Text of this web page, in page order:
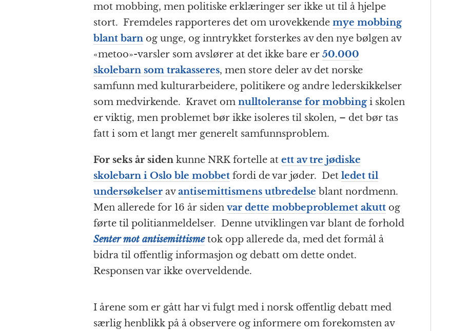
mot mobbing, men politiske erklæringer ser ikke ut til å hjelpe
stort. Fremdeles rapporteres det om urovekkende mye mobbing
blant barn og unge, og inntrykket forsterkes av den nye bølgen av
«metoo»-varsler som avslører at det ikke bare er 50.000
skolebarn som trakasseres, men store deler av det norske
samfunn med kulturarbeidere, politikere og andre lederskikkelser
som medvirkende. Kravet om nulltoleranse for mobbingi skolen
er viktig, men problemet bør ikke isoleres til skolen, – det bør tas
fatt i som et langt mer generelt samfunnsproblem.
For seks år siden kunne NRK fortelle at ett av tre jødiske
skolebarn i Oslo ble mobbet fordi de var jøder. Det ledet til
undersøkelser avantisemittismens utbredelse blant nordmenn.
Men allerede for 16 år siden var dette mobbeproblemet akutt og
førte til politianmeldelser. Denne utviklingen var blant de forhold
Senter mot antisemittismetok opp allerede da, med det formål å
bidra til offentlig informasjon og debatt om dette ondet.
Responsen var ikke overveldende.
I årene som er gått har vi fulgt med i norsk offentlig debatt med
særlig henblikk på å observere og informere om forekomsten av